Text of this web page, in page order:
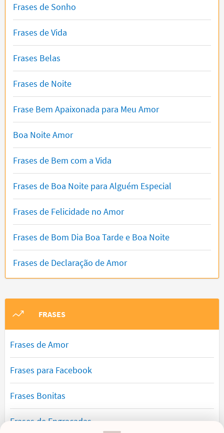
Frases de Sonho
Frases de Vida
Frases Belas
Frases de Noite
Frase Bem Apaixonada para Meu Amor
Boa Noite Amor
Frases de Bem com a Vida
Frases de Boa Noite para Alguém Especial
Frases de Felicidade no Amor
Frases de Bom Dia Boa Tarde e Boa Noite
Frases de Declaração de Amor
FRASES
Frases de Amor
Frases para Facebook
Frases Bonitas
Frases de Engraçadas